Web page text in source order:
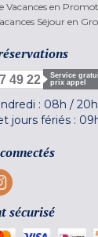
Vacances en
Séjour en
49 22
Service
prix appel
: 08h / 20h
jours fériés :
sécurisé